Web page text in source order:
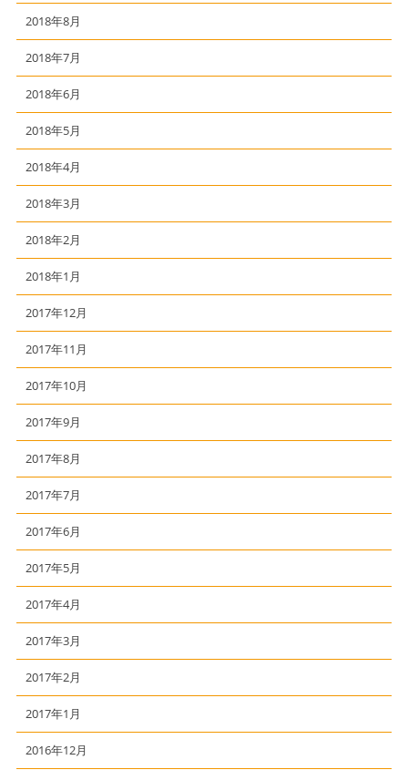
2018年8月
2018年7月
2018年6月
2018年5月
2018年4月
2018年3月
2018年2月
2018年1月
2017年12月
2017年11月
2017年10月
2017年9月
2017年8月
2017年7月
2017年6月
2017年5月
2017年4月
2017年3月
2017年2月
2017年1月
2016年12月